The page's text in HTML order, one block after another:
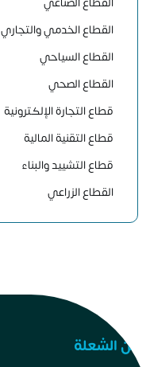
القطاع الخدمي والتجاري
القطاع السياحي
القطاع الصحي
قطاع التجارة الإلكترونية
قطاع التقنية المالية
قطاع التشييد والبناء
القطاع الزراعي
عن الشعلة